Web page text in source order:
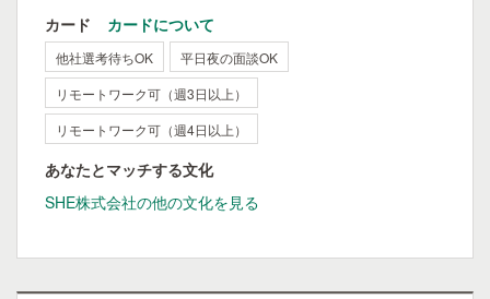
カード カードについて
他社選考待ちOK
平日夜の面談OK
リモートワーク可（週3日以上）
リモートワーク可（週4日以上）
あなたとマッチする文化
SHE株式会社の他の文化を見る